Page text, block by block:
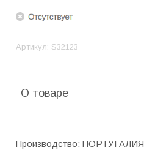
Артикул: S32123
О товаре
Производство: ПОРТУГАЛИЯ